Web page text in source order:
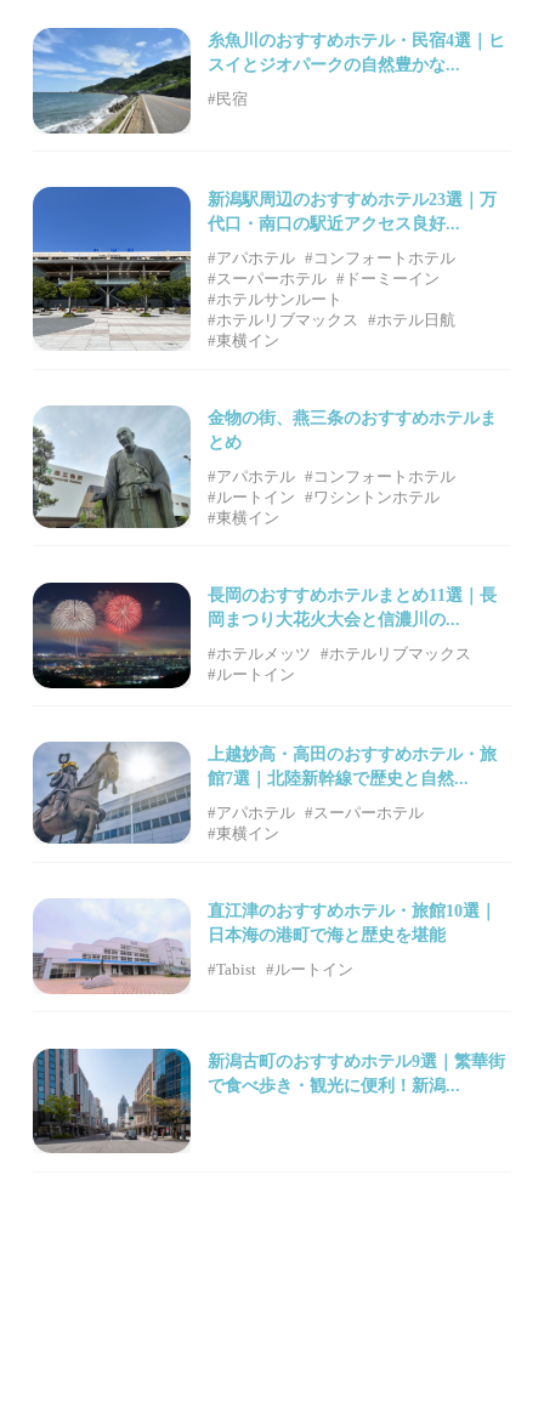
糸魚川のおすすめホテル・民宿4選｜ヒ
スイとジオパークの自然豊かな...
#民宿
新潟駅周辺のおすすめホテル23選｜万
代口・南口の駅近アクセス良好...
#アパホテル #コンフォートホテル
#スーパーホテル #ドーミーイン
#ホテルサンルート
#ホテルリブマックス
#ホテル日航
#東横イン
金物の街、燕三条のおすすめホテルま
とめ
#アパホテル #コンフォートホテル
#ルートイン
#ワシントンホテル
#東横イン
長岡のおすすめホテルまとめ11選｜長
岡まつり大花火大会と信濃川の...
#ホテルメッツ
#ホテルリブマックス
#ルートイン
上越妙高・高田のおすすめホテル・旅
館7選｜北陸新幹線で歴史と自然...
#アパホテル #スーパーホテル
#東横イン
直江津のおすすめホテル・旅館10選｜
日本海の港町で海と歴史を堪能
#Tabist #ルートイン
新潟古町のおすすめホテル9選｜繁華街
で食べ歩き・観光に便利！新潟...